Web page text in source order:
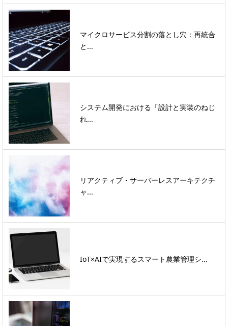
マイクロサービス分割の落とし穴：再統合
と...
システム開発における「設計と実装のねじ
れ...
リアクティブ・サーバーレスアーキテクチ
ャ...
IoT×AIで実現するスマート農業管理シ...